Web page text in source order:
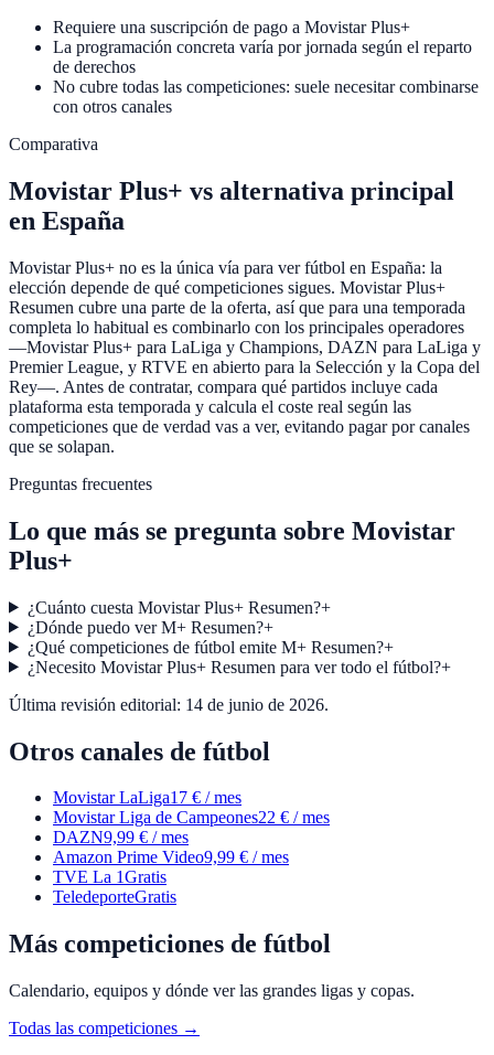
Requiere una suscripción de pago a Movistar Plus+
La programación concreta varía por jornada según el reparto
de derechos
No cubre todas las competiciones: suele necesitar combinarse
con otros canales
Comparativa
Movistar Plus+ vs alternativa principal
en España
Movistar Plus+ no es la única vía para ver fútbol en España: la
elección depende de qué competiciones sigues. Movistar Plus+
Resumen cubre una parte de la oferta, así que para una temporada
completa lo habitual es combinarlo con los principales operadores
—Movistar Plus+ para LaLiga y Champions, DAZN para LaLiga y
Premier League, y RTVE en abierto para la Selección y la Copa del
Rey—. Antes de contratar, compara qué partidos incluye cada
plataforma esta temporada y calcula el coste real según las
competiciones que de verdad vas a ver, evitando pagar por canales
que se solapan.
Preguntas frecuentes
Lo que más se pregunta sobre Movistar
Plus+
¿Cuánto cuesta Movistar Plus+ Resumen?+
¿Dónde puedo ver M+ Resumen?+
¿Qué competiciones de fútbol emite M+ Resumen?+
¿Necesito Movistar Plus+ Resumen para ver todo el fútbol?+
Última revisión editorial: 14 de junio de 2026.
Otros canales de fútbol
Movistar LaLiga17 € / mes
Movistar Liga de Campeones22 € / mes
DAZN9,99 € / mes
Amazon Prime Video9,99 € / mes
TVE La 1Gratis
TeledeporteGratis
Más competiciones de fútbol
Calendario, equipos y dónde ver las grandes ligas y copas.
Todas las competiciones →